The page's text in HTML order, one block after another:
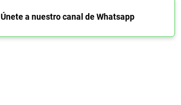
Únete a nuestro canal de Whatsapp